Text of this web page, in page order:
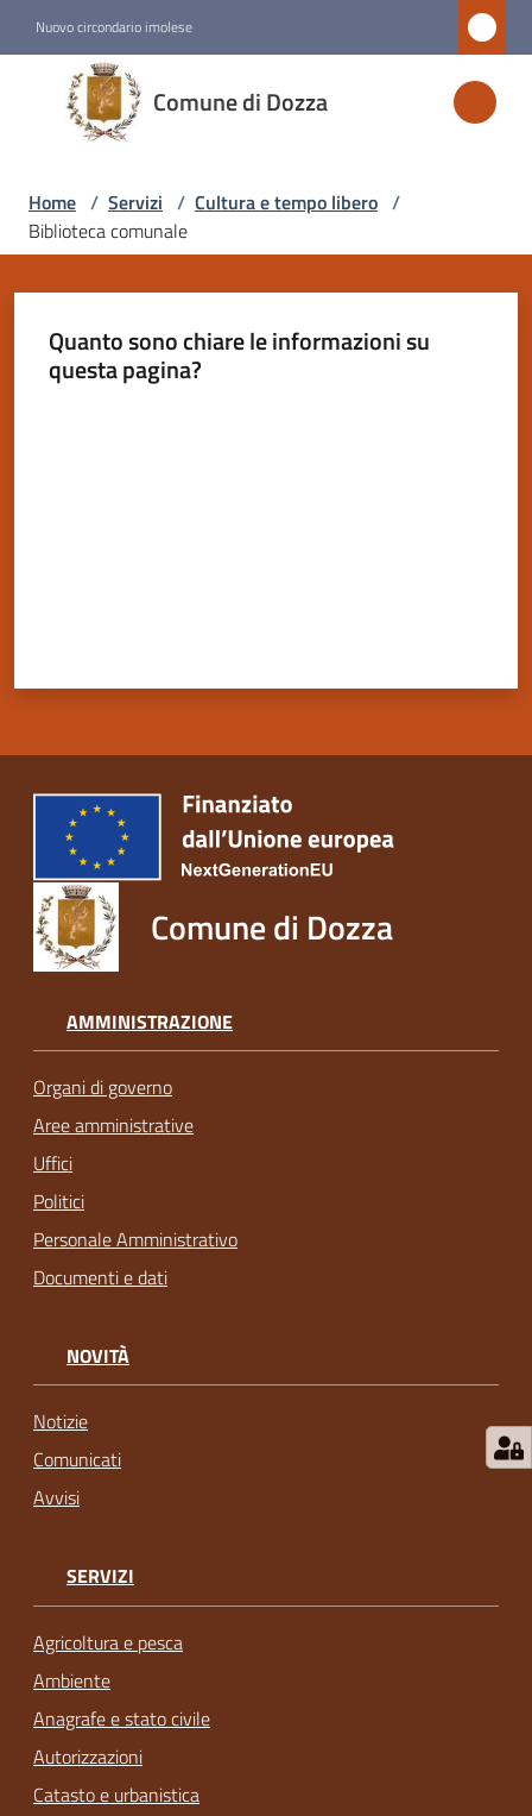
Nuovo circondario imolese
Comune di Dozza
Comune
di
Dozza
Amministrazione
Servizi
on-
argomenti
Seguici
su
Home / Servizi / Cultura e tempo libero /
Biblioteca comunale
Quanto sono chiare le informazioni su
questa pagina?
Comune di Dozza
AMMINISTRAZIONE
Organi di governo
Aree amministrative
Uffici
Politici
Personale Amministrativo
Documenti e dati
NOVITÀ
Notizie
Comunicati
Avvisi
SERVIZI
Agricoltura e pesca
Ambiente
Anagrafe e stato civile
Autorizzazioni
Catasto e urbanistica